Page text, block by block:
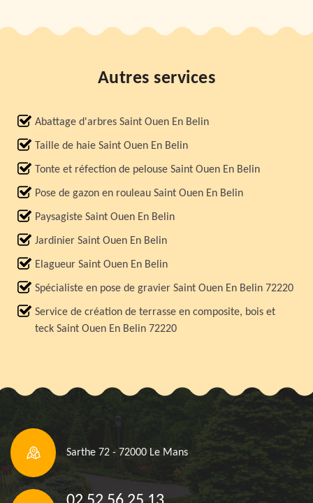
Autres services
Abattage d'arbres Saint Ouen En Belin
Taille de haie Saint Ouen En Belin
Tonte et réfection de pelouse Saint Ouen En Belin
Pose de gazon en rouleau Saint Ouen En Belin
Paysagiste Saint Ouen En Belin
Jardinier Saint Ouen En Belin
Elagueur Saint Ouen En Belin
Spécialiste en pose de gravier Saint Ouen En Belin 72220
Service de création de terrasse en composite, bois et
teck Saint Ouen En Belin 72220
Sarthe 72 - 72000 Le Mans